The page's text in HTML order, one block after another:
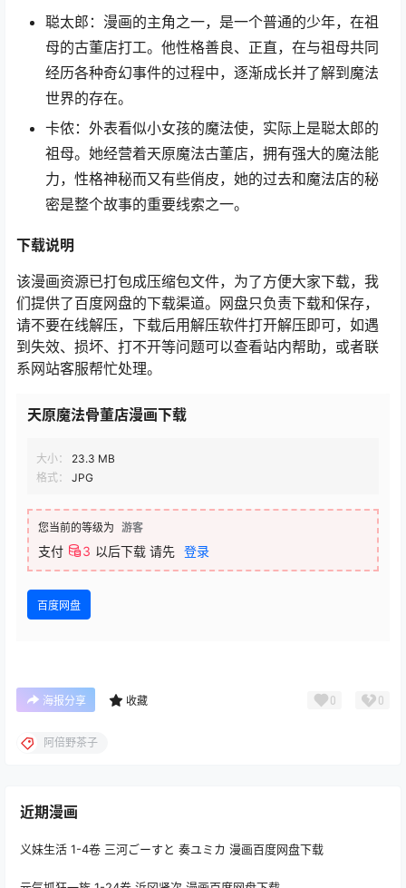
聪太郎：漫画的主角之一，是一个普通的少年，在祖
母的古董店打工。他性格善良、正直，在与祖母共同
经历各种奇幻事件的过程中，逐渐成长并了解到魔法
世界的存在。
卡侬：外表看似小女孩的魔法使，实际上是聪太郎的
祖母。她经营着天原魔法古董店，拥有强大的魔法能
力，性格神秘而又有些俏皮，她的过去和魔法店的秘
密是整个故事的重要线索之一。
下载说明
该漫画资源已打包成压缩包文件，为了方便大家下载，我
们提供了百度网盘的下载渠道。网盘只负责下载和保存，
请不要在线解压，下载后用解压软件打开解压即可，如遇
到失效、损坏、打不开等问题可以查看站内帮助，或者联
系网站客服帮忙处理。
天原魔法骨董店漫画下载
大小：
23.3 MB
格式：
JPG
您当前的等级为 游客
支付 3 以后下载 请先 登录
百度网盘
海报分享 收藏 0 0
阿倍野茶子
近期漫画
义妹生活 1-4卷 三河ごーすと 奏ユミカ 漫画百度网盘下载